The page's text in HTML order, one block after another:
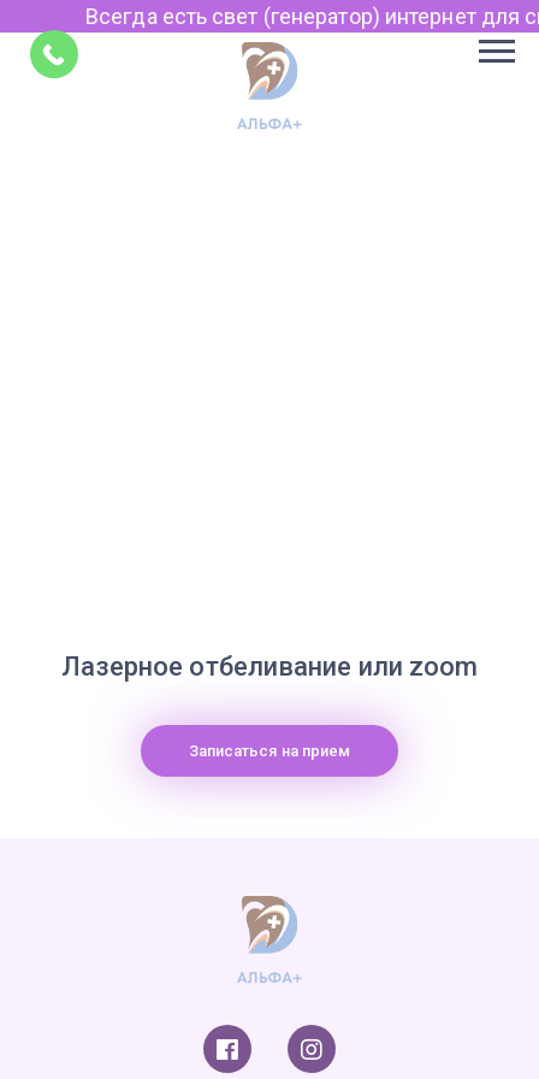
Всегда есть свет (генератор) интернет для
Лазерное отбеливание или zoom
Записаться на прием